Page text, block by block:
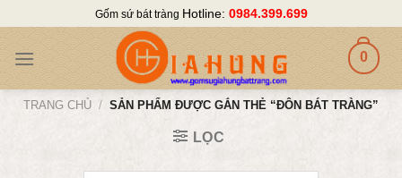
content
Gốm sứ bát tràng Hotline: 0984.399.699
0
TRANG CHỦ / SẢN PHẨM ĐƯỢC GẮN THẺ “ĐÔN BÁT TRÀNG”
LỌC